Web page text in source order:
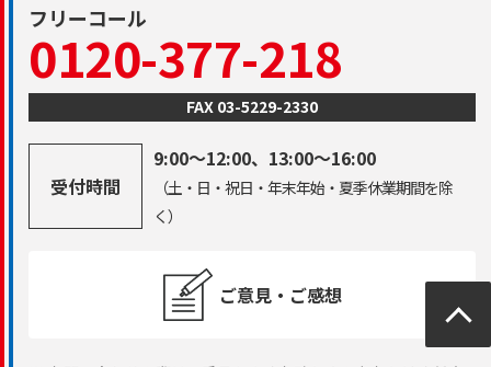
フリーコール
0120-377-218
FAX 03-5229-2330
受付時間
9:00～12:00、13:00～16:00
（土・日・祝日・年末年始・夏季休業期間を除
く）
ご意見・ご感想
トップ